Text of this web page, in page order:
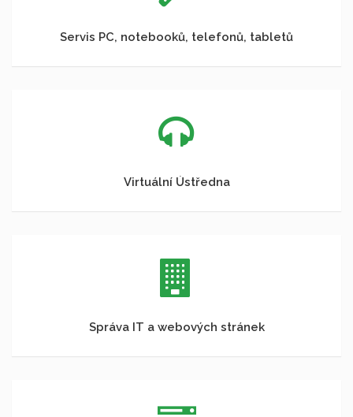
Servis PC, notebooků, telefonů, tabletů
Virtuální Ústředna
Správa IT a webových stránek